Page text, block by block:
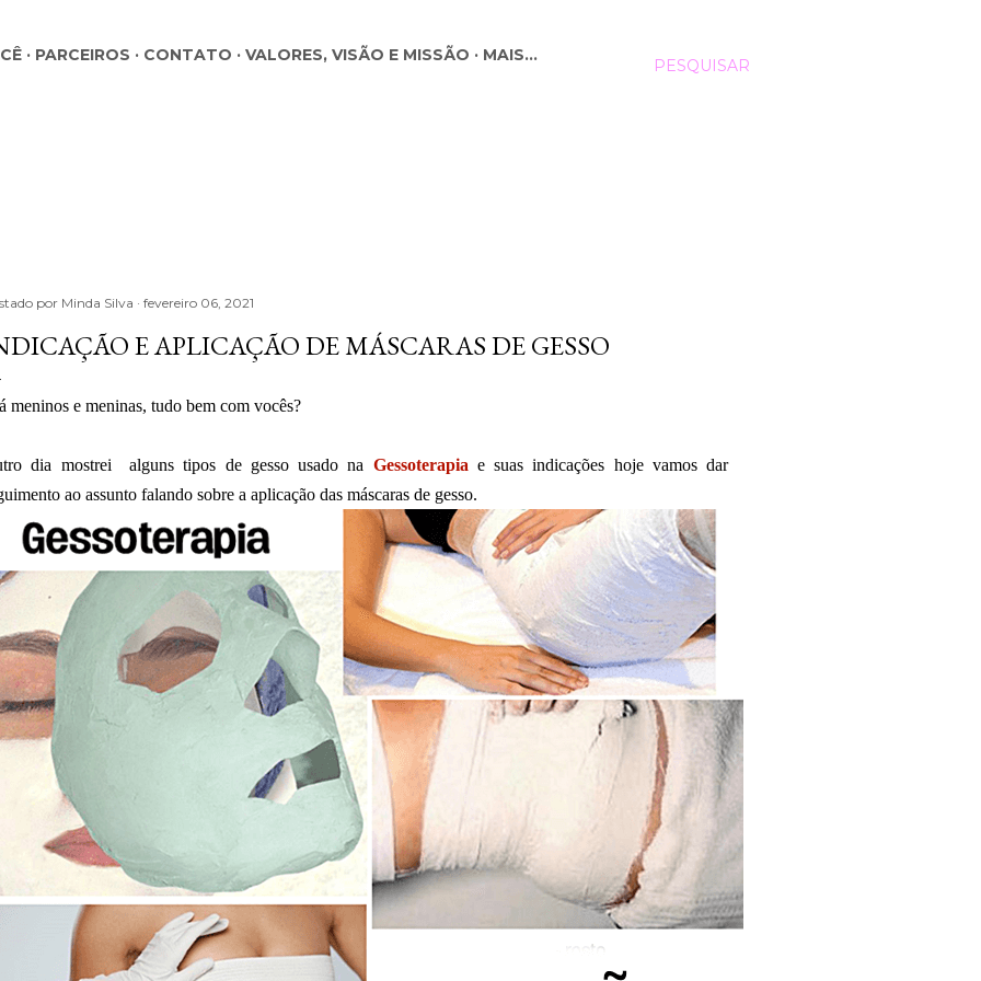
PESQUISAR
PARCEIROS CONTATO VALORES, VISÃO E MISSÃO MAIS…
por Minda Silva fevereiro 06, 2021
E APLICAÇÃO DE MÁSCARAS DE GESSO
meninos e meninas, tudo bem com vocês?
dia mostrei alguns tipos de gesso usado na Gessoterapia e suas indicações hoje vamos dar
ao assunto falando sobre a aplicação das máscaras de gesso.